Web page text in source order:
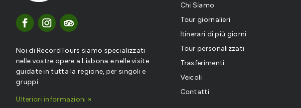
Noi di RecordTours siamo specializzati
nelle vostre opere a Lisbona e nelle visite
guidate in tutta la regione, per singoli e
gruppi.
Ulteriori informazioni »
Chi Siamo
Tour giornalieri
Itinerari di più giorni
Tour personalizzati
Trasferimenti
Veicoli
Contatti